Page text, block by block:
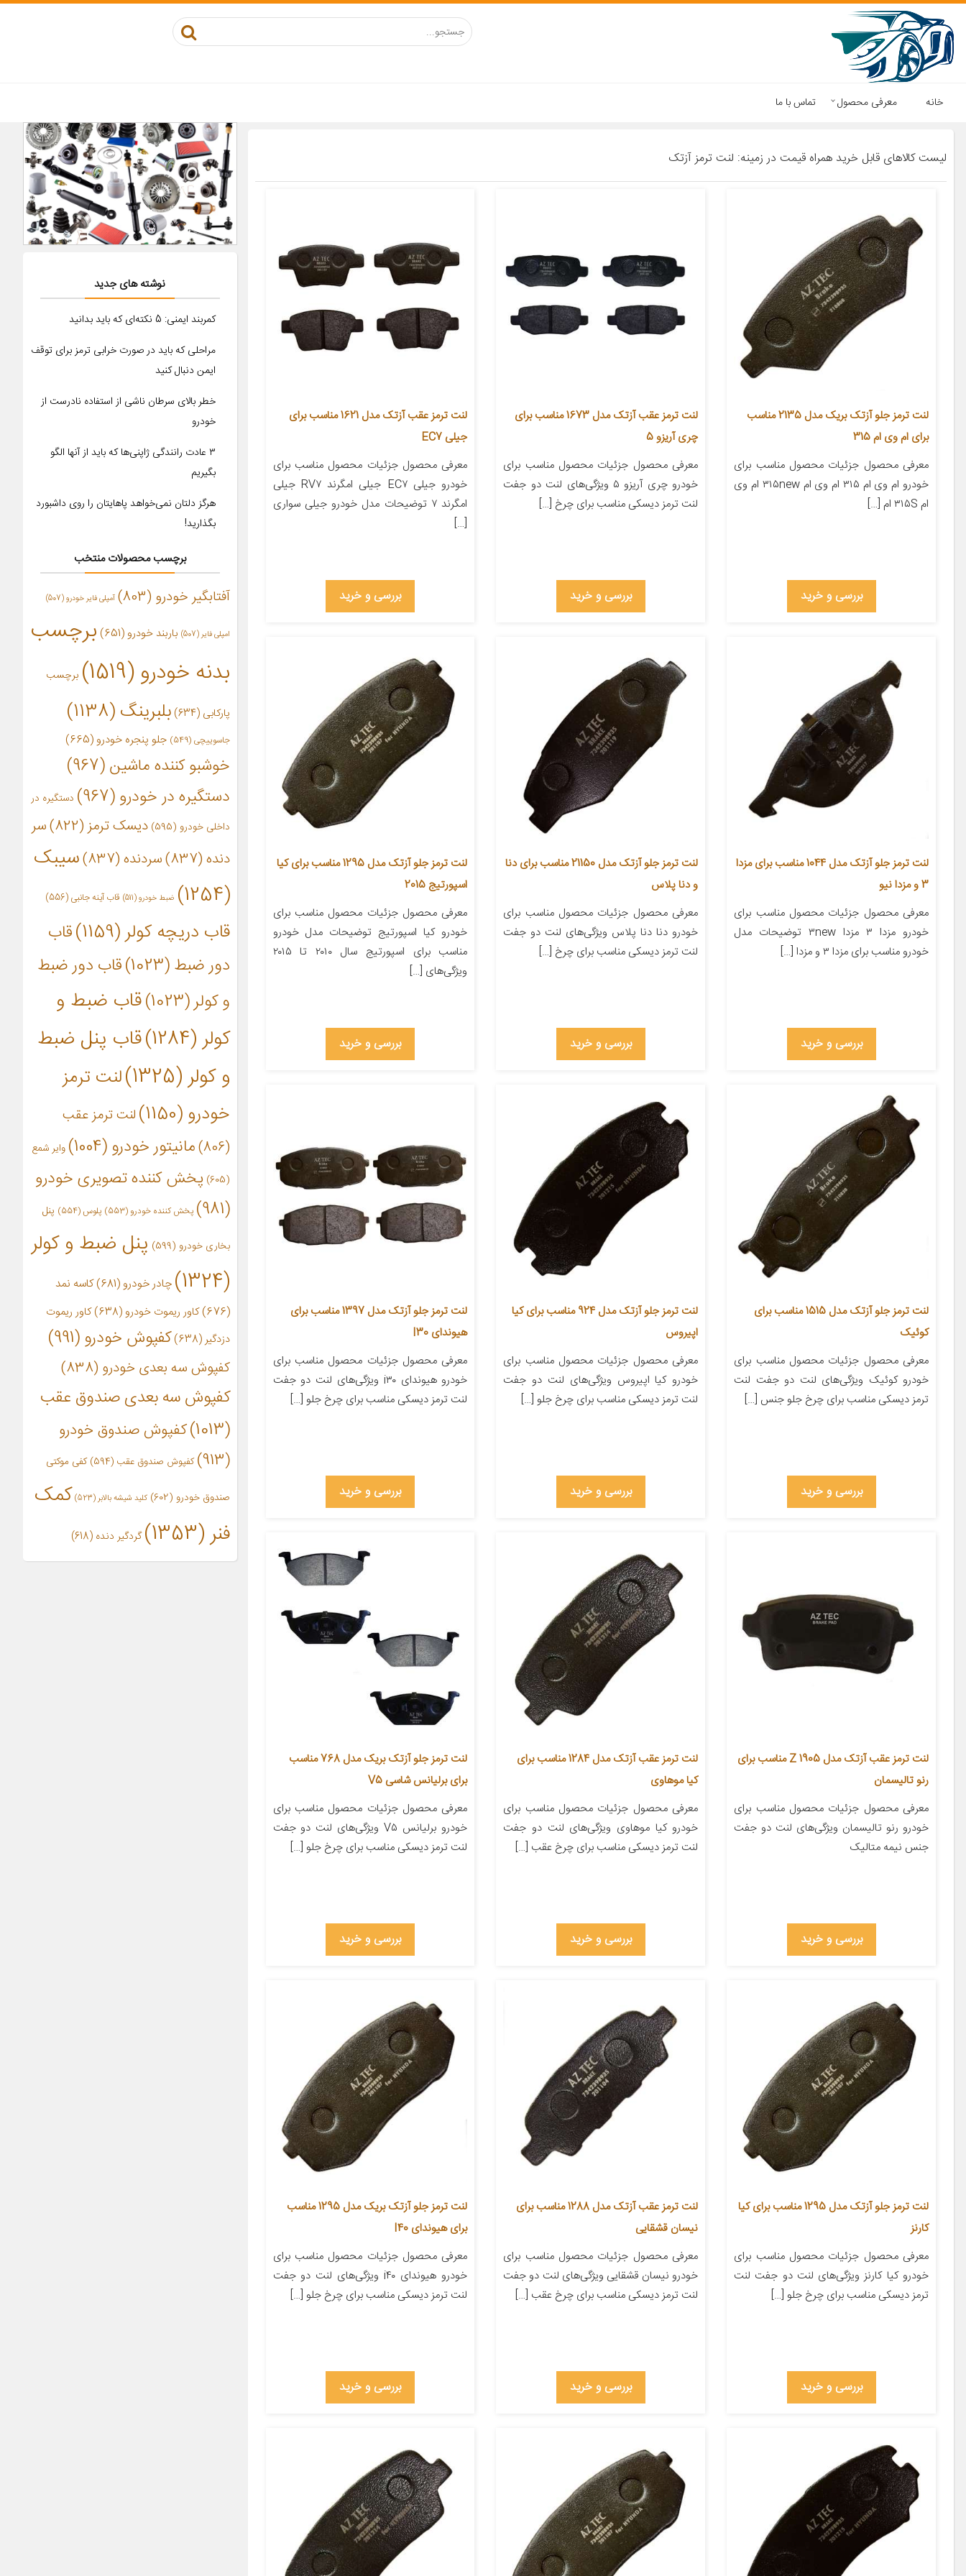
خانه معرفی محصول تماس با ما
لیست کالاهای قابل خرید همراه قیمت در زمینه: لنت ترمز آزتک
لنت ترمز جلو آزتک بریک مدل 2135 مناسب
برای ام وی ام 315
معرفی محصول جزئیات محصول مناسب برای
خودرو ام وی ام ۳۱۵ ام وی ام ۳۱۵new ام وی
ام ۳۱۵S ام […]
بررسی و خرید
لنت ترمز عقب آزتک مدل 1673 مناسب برای
چری آریزو 5
معرفی محصول جزئیات محصول مناسب برای
خودرو چری آریزو ۵ ویژگی‌های لنت دو جفت
لنت ترمز دیسکی مناسب برای چرخ […]
بررسی و خرید
لنت ترمز عقب آزتک مدل 1621 مناسب برای
جیلی EC7
معرفی محصول جزئیات محصول مناسب برای
خودرو جیلی EC۷ جیلی امگرند RV۷ جیلی
امگرند ۷ توضیحات مدل خودرو جیلی سواری
[…]
بررسی و خرید
لنت ترمز جلو آزتک مدل 1044 مناسب برای مزدا
3 و مزدا نیو
معرفی محصول جزئیات محصول مناسب برای
خودرو مزدا ۳ مزدا ۳new توضیحات مدل
خودرو مناسب برای مزدا ۳ و مزدا […]
بررسی و خرید
لنت ترمز جلو آزتک مدل 21150 مناسب برای دنا
و دنا پلاس
معرفی محصول جزئیات محصول مناسب برای
خودرو دنا دنا پلاس ویژگی‌های لنت دو جفت
لنت ترمز دیسکی مناسب برای چرخ […]
بررسی و خرید
لنت ترمز جلو آزتک مدل 1295 مناسب برای کیا
اسپورتیج 2015
معرفی محصول جزئیات محصول مناسب برای
خودرو کیا اسپورتیج توضیحات مدل خودرو
مناسب برای اسپورتیج سال ۲۰۱۰ تا ۲۰۱۵
ویژگی‌های […]
بررسی و خرید
لنت ترمز جلو آزتک مدل 1515 مناسب برای
کوئیک
معرفی محصول جزئیات محصول مناسب برای
خودرو کوئیک ویژگی‌های لنت دو جفت لنت
ترمز دیسکی مناسب برای چرخ جلو جنس […]
بررسی و خرید
لنت ترمز جلو آزتک مدل 924 مناسب برای کیا
اپیروس
معرفی محصول جزئیات محصول مناسب برای
خودرو کیا اپیروس ویژگی‌های لنت دو جفت
لنت ترمز دیسکی مناسب برای چرخ جلو […]
بررسی و خرید
لنت ترمز جلو آزتک مدل 1397 مناسب برای
هیوندای I30
معرفی محصول جزئیات محصول مناسب برای
خودرو هیوندای i۳۰ ویژگی‌های لنت دو جفت
لنت ترمز دیسکی مناسب برای چرخ جلو […]
بررسی و خرید
لنت ترمز عقب آزتک مدل Z 1905 مناسب برای
رنو تالیسمان
معرفی محصول جزئیات محصول مناسب برای
خودرو رنو تالیسمان ویژگی‌های لنت دو جفت
جنس نیمه متالیک
بررسی و خرید
لنت ترمز عقب آزتک مدل 1284 مناسب برای
کیا موهاوی
معرفی محصول جزئیات محصول مناسب برای
خودرو کیا موهاوی ویژگی‌های لنت دو جفت
لنت ترمز دیسکی مناسب برای چرخ عقب […]
بررسی و خرید
لنت ترمز جلو آزتک بریک مدل 768 مناسب
برای برلیانس شاسی V5
معرفی محصول جزئیات محصول مناسب برای
خودرو برلیانس V۵ ویژگی‌های لنت دو جفت
لنت ترمز دیسکی مناسب برای چرخ جلو […]
بررسی و خرید
لنت ترمز جلو آزتک مدل 1295 مناسب برای کیا
کارنز
معرفی محصول جزئیات محصول مناسب برای
خودرو کیا کارنز ویژگی‌های لنت دو جفت لنت
ترمز دیسکی مناسب برای چرخ جلو […]
بررسی و خرید
لنت ترمز عقب آزتک مدل 1288 مناسب برای
نیسان قشقایی
معرفی محصول جزئیات محصول مناسب برای
خودرو نیسان قشقایی ویژگی‌های لنت دو جفت
لنت ترمز دیسکی مناسب برای چرخ عقب […]
بررسی و خرید
لنت ترمز جلو آزتک بریک مدل 1295 مناسب
برای هیوندای I40
معرفی محصول جزئیات محصول مناسب برای
خودرو هیوندای i۴۰ ویژگی‌های لنت دو جفت
لنت ترمز دیسکی مناسب برای چرخ جلو […]
بررسی و خرید
نوشته های جدید
کمربند ایمنی: 5 نکته‌ای که باید بدانید
مراحلی که باید در صورت خرابی ترمز برای توقف
ایمن دنبال کنید
خطر بالای سرطان ناشی از استفاده نادرست از
خودرو
۳ عادت رانندگی ژاپنی‌ها که باید از آنها الگو
بگیریم
هرگز دلتان نمی‌خواهد پاهایتان را روی داشبورد
بگذارید!
برچسب محصولات منتخب
آفتابگیر خودرو (803) آمپلی فایر خودرو(507)
امپلی فایر (507) باربند خودرو(651)
برچسب
بدنه خودرو(1519) برچسب
پارکابی (634) بلبرینگ(1138)
جاسوییچی (549) جلو پنجره خودرو (665)
خوشبو کننده ماشین(967)
دستگیره در خودرو(967)
دستگیره در
داخلی خودرو (595) دیسک ترمز(822)
سر
دنده(837) سردنده(837)
سیبک
(1254)
ضبط خودرو(511) قاب آینه جانبی (556)
قاب دریچه کولر(1159)
قاب
دور ضبط(1023)
قاب دور ضبط
و کولر(1023)
قاب ضبط و
کولر(1284)
قاب پنل ضبط
و کولر(1325)
لنت ترمز
خودرو(1150)
لنت ترمز عقب
(806)
مانیتور خودرو(1004)
وایر شمع
(605)
پخش کننده تصویری خودرو
(981)
پخش کننده خودرو(553) پلوس(554) پنل
بخاری خودرو (599)
پنل ضبط و کولر
(1324)
چادر خودرو (681)
کاسه نمد
(676)
کاور ریموت خودرو(638)
کاور ریموت
دزدگیر(638) کفپوش خودرو(991)
کفپوش سه بعدی خودرو (838)
کفپوش سه بعدی صندوق عقب
(1013)
کفپوش صندوق خودرو
(913)
کفپوش صندوق عقب (594) کفی موکتی
صندوق خودرو (602) کلید شیشه بالابر(523)
کمک
فنر(1353) گردگیر دنده (618)